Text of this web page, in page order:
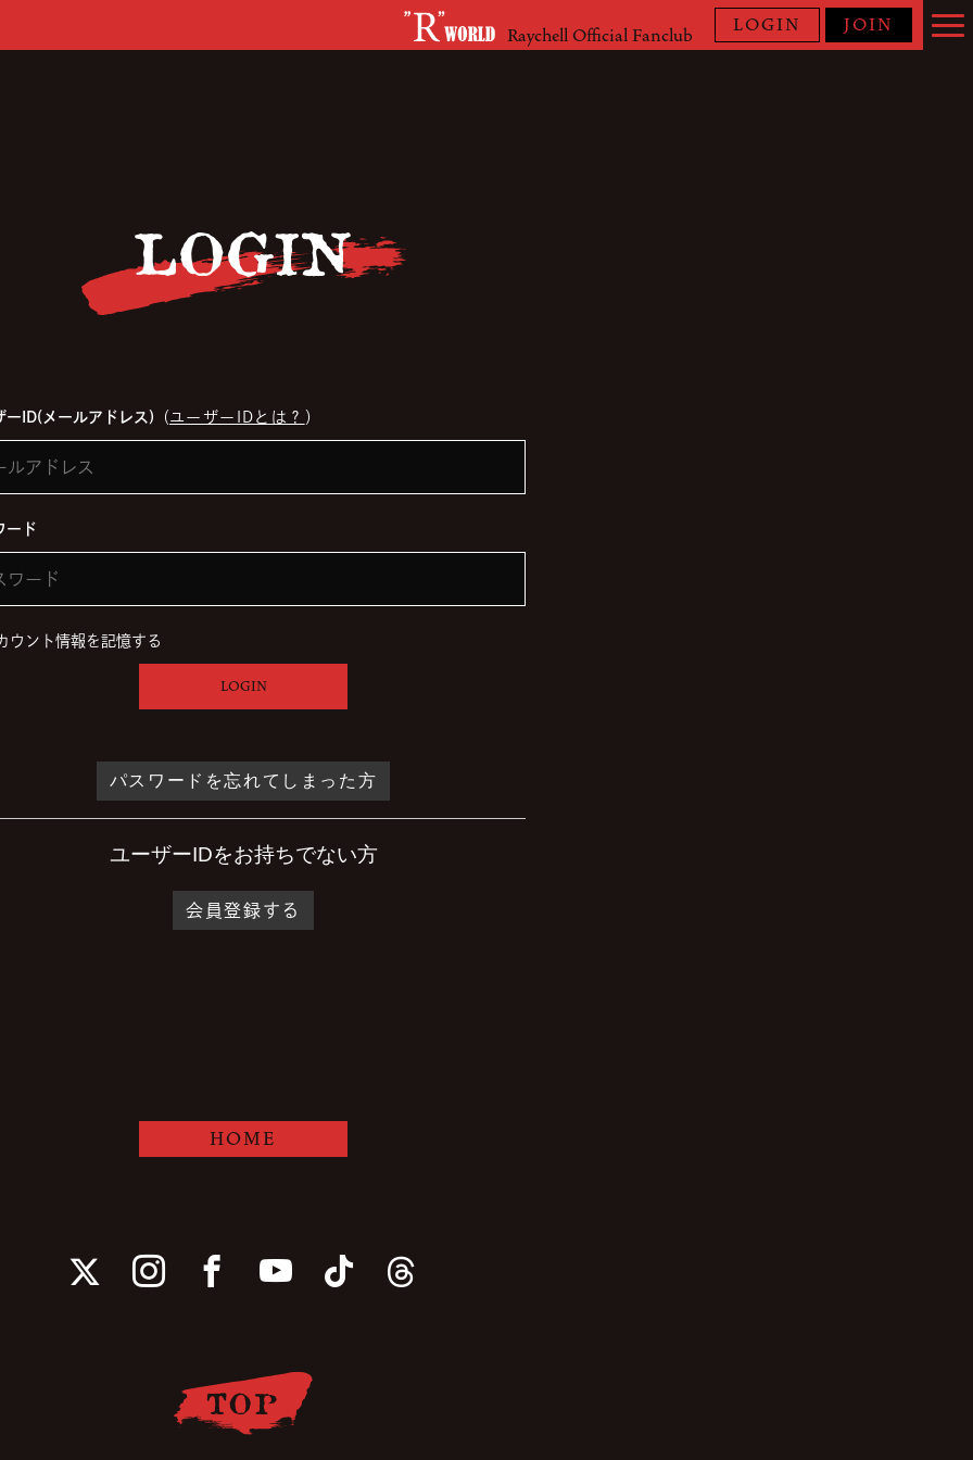
Raychell Official Fanclub LOGIN JOIN
LOGIN
ーID(メールアドレス) （ ユーザーIDとは？ ）
ード
ウント情報を記憶する
LOGIN
パスワードを忘れてしまった方
ユーザーIDをお持ちでない方
会員登録する
HOME
TOP